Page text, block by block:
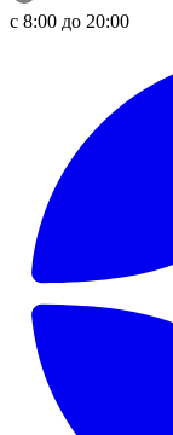
с 8:00 до 20:00